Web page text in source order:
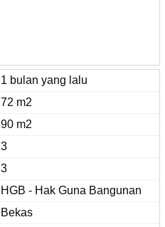
1 bulan yang lalu
72 m2
90 m2
3
3
HGB - Hak Guna Bangunan
Bekas